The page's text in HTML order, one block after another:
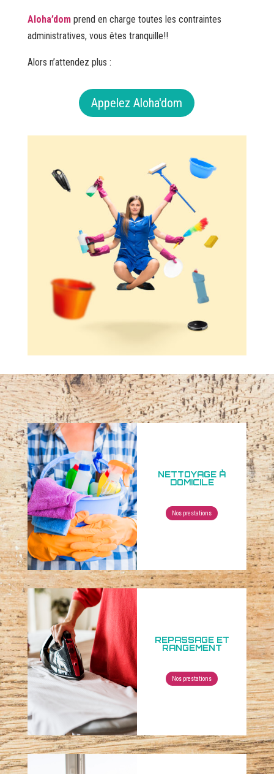
Aloha’domprend en charge toutes les contraintes
administratives, vous êtes tranquille!!
Alors n’attendez plus :
Appelez Aloha'dom
NETTOYAGE À
DOMICILE
Nos prestations
REPASSAGE ET
RANGEMENT
Nos prestations